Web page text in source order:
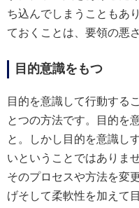
ち込んでしまうこともあ
ておくことは、要領の悪
目的意識をもつ
目的を意識して行動する
とつの方法です。目的を
と。しかし目的を意識し
いということではありま
そのプロセスや方法を変
げそして柔軟性を加えて